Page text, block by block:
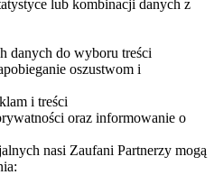
lub kombinacji danych z
danych do wyboru treści
oszustwom i
i treści
oraz informowanie o
nasi Zaufani Partnerzy mogą